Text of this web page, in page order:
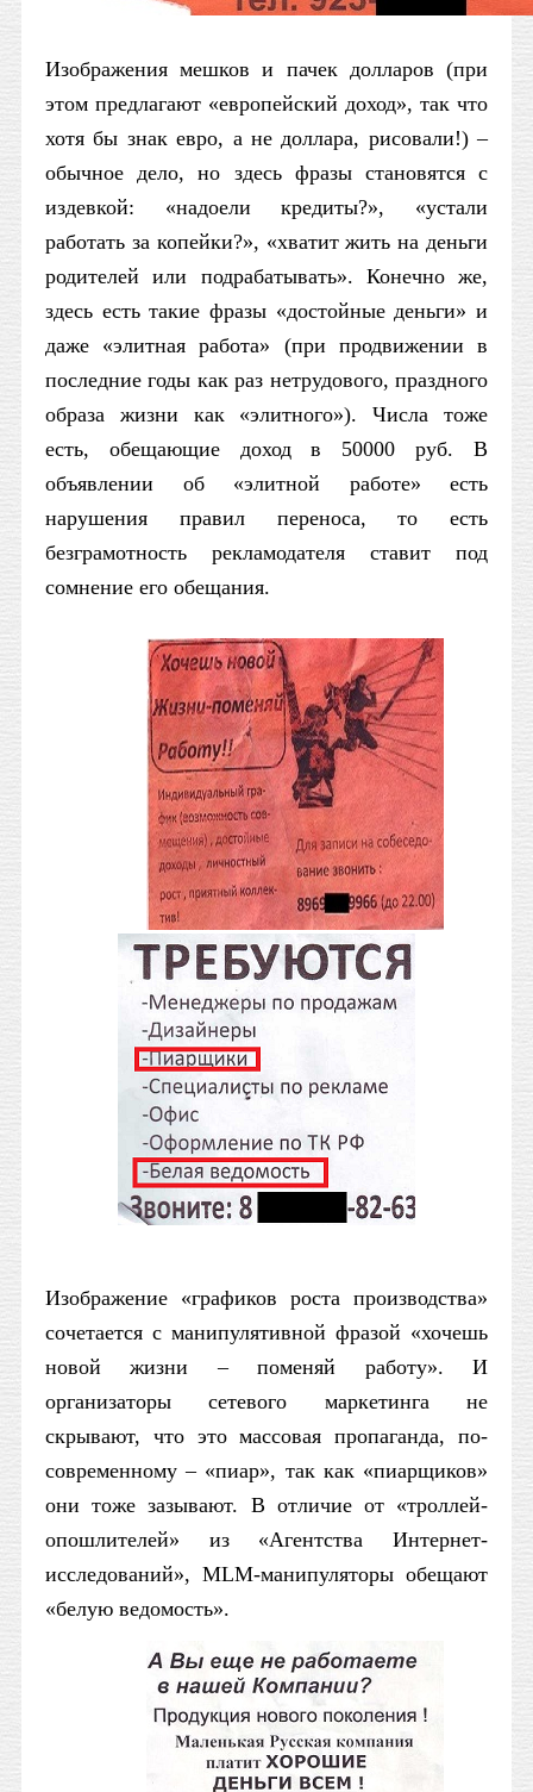
Изображения мешков и пачек долларов (при
этом предлагают «европейский доход», так что
хотя бы знак евро, а не доллара, рисовали!) –
обычное дело, но здесь фразы становятся с
издевкой: «надоели кредиты?», «устали
работать за копейки?», «хватит жить на деньги
родителей или подрабатывать». Конечно же,
здесь есть такие фразы «достойные деньги» и
даже «элитная работа» (при продвижении в
последние годы как раз нетрудового, праздного
образа жизни как «элитного»). Числа тоже
есть, обещающие доход в 50000 руб. В
объявлении об «элитной работе» есть
нарушения правил переноса, то есть
безграмотность рекламодателя ставит под
сомнение его обещания.
Изображение «графиков роста производства»
сочетается с манипулятивной фразой «хочешь
новой жизни – поменяй работу». И
организаторы сетевого маркетинга не
скрывают, что это массовая пропаганда, по-
современному – «пиар», так как «пиарщиков»
они тоже зазывают. В отличие от «троллей-
опошлителей» из «Агентства Интернет-
исследований», MLM-манипуляторы обещают
«белую ведомость».